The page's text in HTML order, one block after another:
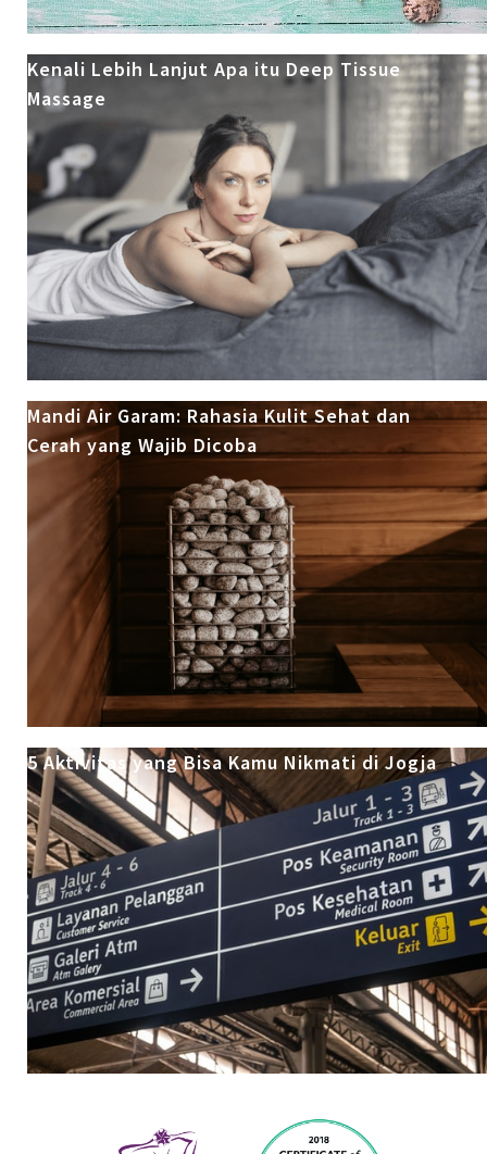
Kenali Lebih Lanjut Apa itu Deep Tissue
Massage
Mandi Air Garam: Rahasia Kulit Sehat dan
Cerah yang Wajib Dicoba
5 Aktivitas yang Bisa Kamu Nikmati di Jogja